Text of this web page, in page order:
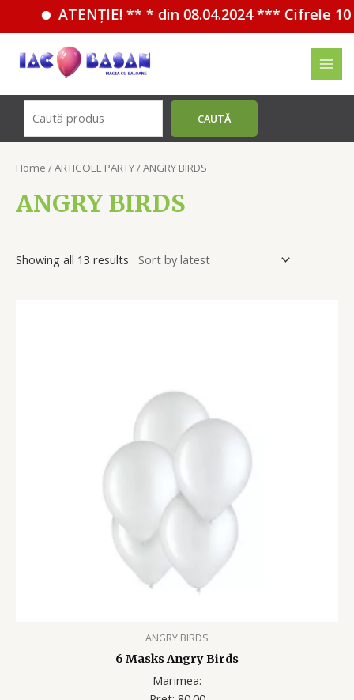
ATENȚIE! ** * din 08.04.2024 *** Cifrele 102 cm
содержимому
CAUTĂ
Home /ARTICOLE PARTY/ ANGRY BIRDS
ANGRY BIRDS
Showing all 13 results
ANGRY BIRDS
6 Masks Angry Birds
Marimea: